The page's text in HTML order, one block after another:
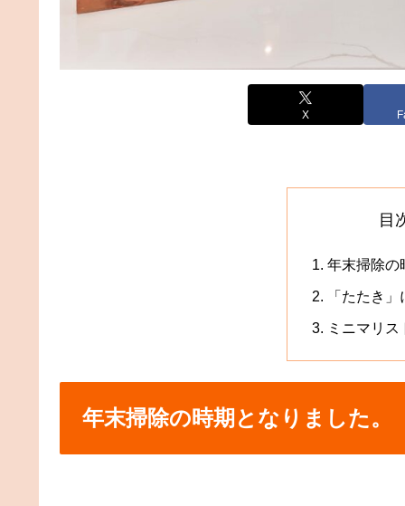
X
目
年末掃除の
「たたき
ミニマリ
年末掃除の時期となりました。